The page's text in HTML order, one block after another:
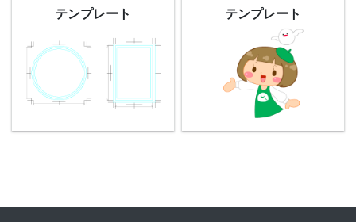
テンプレート
テンプレート